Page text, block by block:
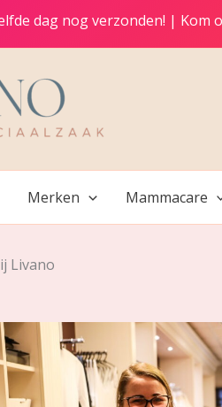
dag nog verzonden! | Kom
Merken Mammacare
Livano